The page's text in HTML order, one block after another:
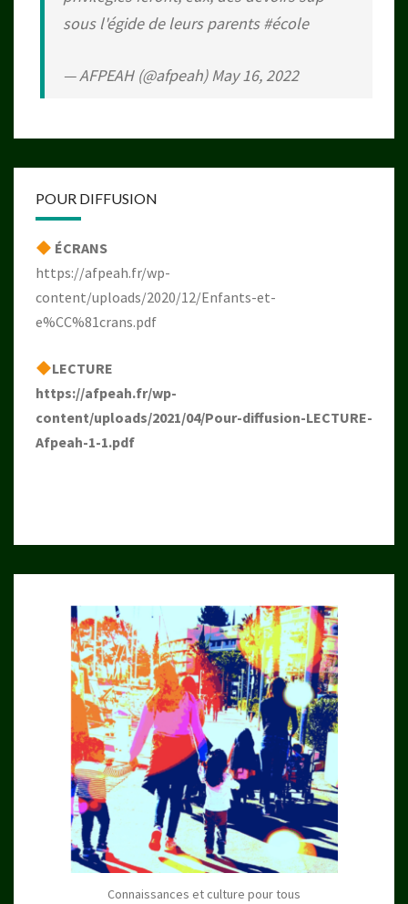
sous l'égide de leurs parents#école
— AFPEAH (@afpeah)May 16, 2022
POUR DIFFUSION
ÉCRANS
https://afpeah.fr/wp-
content/uploads/2020/12/Enfants-et-
e%CC%81crans.pdf
LECTURE
https://afpeah.fr/wp-
content/uploads/2021/04/Pour-diffusion-LECTURE-
Afpeah-1-1.pdf
Connaissances et culture pour tous